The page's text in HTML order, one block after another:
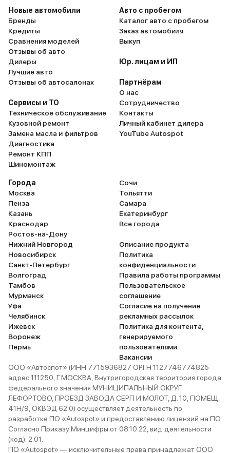
Новые автомобили
Бренды
Кредиты
Сравнения моделей
Отзывы об авто
Дилеры
Лучшие авто
Отзывы об автосалонах
Сервисы и ТО
Техническое обслуживание
Кузовной ремонт
Замена масла и фильтров
Диагностика
Ремонт КПП
Шиномонтаж
Авто с пробегом
Каталог авто с пробегом
Заказ автомобиля
Выкуп
Юр. лицам и ИП
Партнёрам
О нас
Сотрудничество
Контакты
Личный кабинет дилера
YouTube Autospot
Города
Москва
Пенза
Казань
Краснодар
Ростов-на-Дону
Нижний Новгород
Новосибирск
Санкт-Петербург
Волгоград
Тамбов
Мурманск
Уфа
Челябинск
Ижевск
Воронеж
Пермь
Сочи
Тольятти
Самара
Екатеринбург
Все города
Описание продукта
Политика
конфиденциальности
Правила работы программы
Пользовательское
соглашение
Согласие на получение
рекламных рассылок
Политика для контента,
генерируемого
пользователями
Вакансии
ООО «Автоспот» (ИНН 7715936827 ОРГН 1127746774825
адрес 111250, Г.МОСКВА, Внутригородская территория города
федерального значения МУНИЦИПАЛЬНЫЙ ОКРУГ
ЛЕФОРТОВО, ПРОЕЗД ЗАВОДА СЕРП И МОЛОТ, Д. 10, ПОМЕЩ.
41Н/9, ОКВЭД 62.0) осуществляет деятельность по
разработке ПО «Autospot» и предоставлению лицензий на ПО.
Согласно Приказу Минцифры от 08.10.22, вид деятельности
(код): 2.01.
ПО «Autospot» — исключительные права принадлежат ООО